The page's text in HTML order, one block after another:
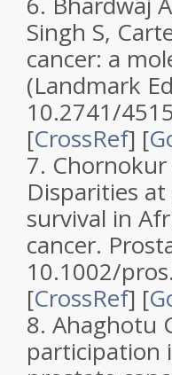
Singh S,
cancer: a
(Landmark
10.2741/
[CrossRef] [
7.
Disparities
survival in
cancer.
10.1002/
[CrossRef] [
8. Ahaghotu
participation